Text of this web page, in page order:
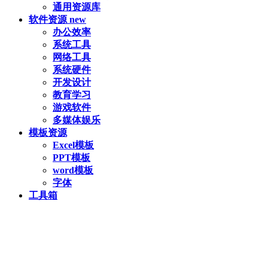
通用资源库
软件资源 new
办公效率
系统工具
网络工具
系统硬件
开发设计
教育学习
游戏软件
多媒体娱乐
模板资源
Excel模板
PPT模板
word模板
字体
工具箱